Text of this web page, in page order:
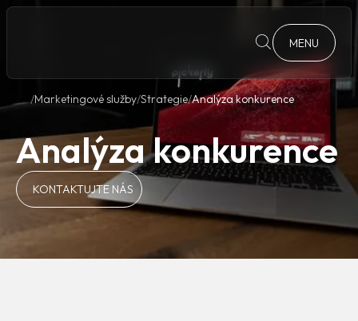
MENU
Marketingové služby Strategie Analýza konkurence
Analýza konkurence
KONTAKTUJTE NÁS